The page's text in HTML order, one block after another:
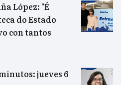
López: "É
do Estado
con tantos
jueves 6